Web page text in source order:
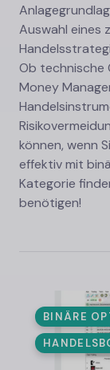
Auswahl eines
Ob technische
Money
können, wenn
effektiv mit
Kategorie
benötigen!
BINÄRE